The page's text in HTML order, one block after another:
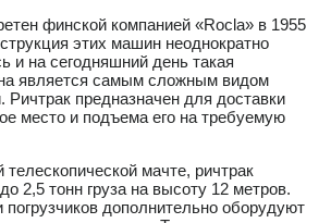
финской компанией «Rocla» в 1955
этих машин неоднократно
и на сегодняшний день такая
является самым сложным видом
Ричтрак предназначен для доставки
место и подъема его на требуемую
телескопической мачте, ричтрак
2,5 тонн груза на высоту 12 метров.
дополнительно оборудуют